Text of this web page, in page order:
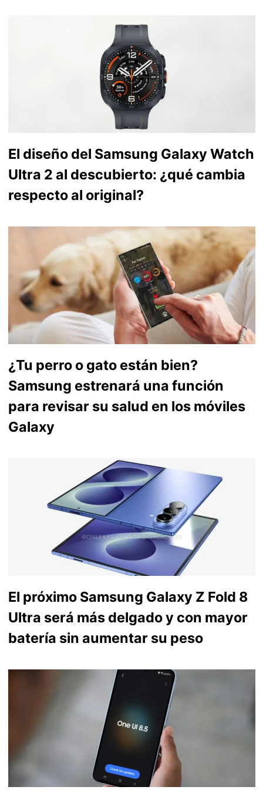
El diseño del Samsung Galaxy Watch
Ultra 2 al descubierto: ¿qué cambia
respecto al original?
¿Tu perro o gato están bien?
Samsung estrenará una función
para revisar su salud en los móviles
Galaxy
El próximo Samsung Galaxy Z Fold 8
Ultra será más delgado y con mayor
batería sin aumentar su peso